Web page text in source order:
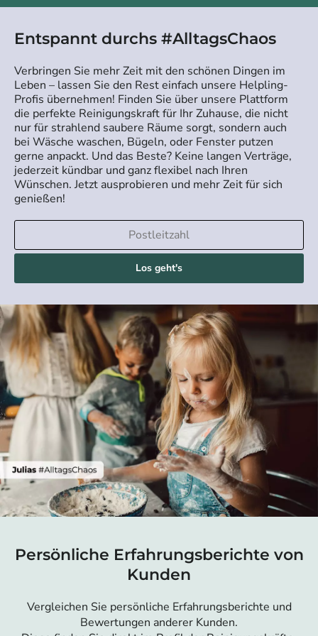
Entspannt durchs #AlltagsChaos
Verbringen Sie mehr Zeit mit den schönen Dingen im
Leben – lassen Sie den Rest einfach unsere Helpling-
Profis übernehmen! Finden Sie über unsere Plattform
die perfekte Reinigungskraft für Ihr Zuhause, die nicht
nur für strahlend saubere Räume sorgt, sondern auch
bei Wäsche waschen, Bügeln, oder Fenster putzen
gerne anpackt. Und das Beste? Keine langen Verträge,
jederzeit kündbar und ganz flexibel nach Ihren
Wünschen. Jetzt ausprobieren und mehr Zeit für sich
genießen!
Los geht's
Persönliche Erfahrungsberichte von
Kunden
Vergleichen Sie persönliche Erfahrungsberichte und
Bewertungen anderer Kunden.